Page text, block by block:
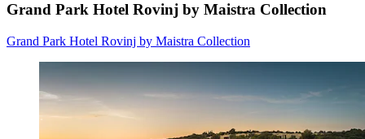
Grand Park Hotel Rovinj by Maistra Collection
Grand Park Hotel Rovinj by Maistra Collection